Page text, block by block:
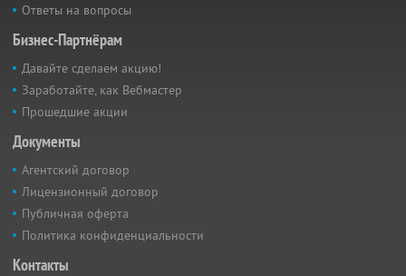
Ответы на вопросы
Бизнес-Партнёрам
Давайте сделаем акцию!
Заработайте, как Вебмастер
Прошедшие акции
Документы
Агентский договор
Лицензионный договор
Публичная оферта
Политика конфиденциальности
Контакты